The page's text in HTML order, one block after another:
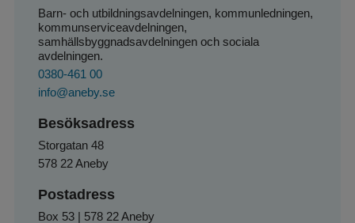
Barn- och utbildningsavdelningen, kommunledningen,
kommunserviceavdelningen,
samhällsbyggnadsavdelningen och sociala
avdelningen.
0380-461 00
info@aneby.se
Besöksadress
Storgatan 48
578 22 Aneby
Postadress
Box 53 | 578 22 Aneby